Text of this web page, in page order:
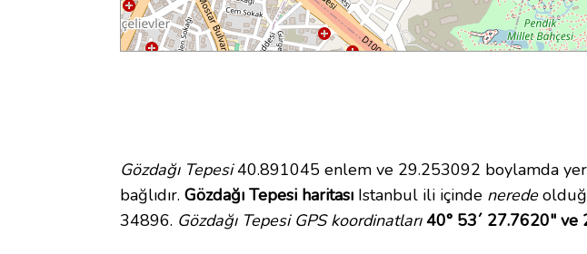
Gözdağı Tepesi40.891045 enlem ve 29.253092 boylamda yer
bağlıdır. Gözdağı Tepesi haritası Istanbul ili içinde nerede
34896. Gözdağı Tepesi GPS koordinatları 40° 53´ 27.7620" ve